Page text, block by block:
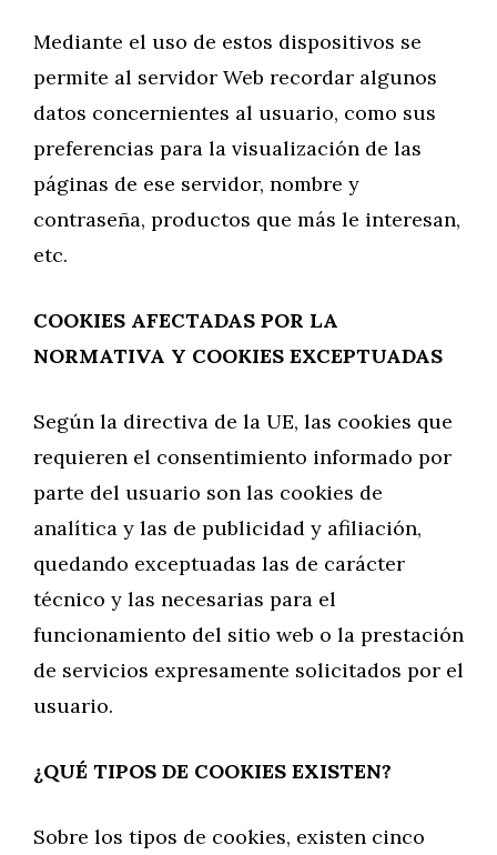
Mediante el uso de estos dispositivos se
permite al servidor Web recordar algunos
datos concernientes al usuario, como sus
preferencias para la visualización de las
páginas de ese servidor, nombre y
contraseña, productos que más le interesan,
etc.
COOKIES AFECTADAS POR LA
NORMATIVA Y COOKIES EXCEPTUADAS
Según la directiva de la UE, las cookies que
requieren el consentimiento informado por
parte del usuario son las cookies de
analítica y las de publicidad y afiliación,
quedando exceptuadas las de carácter
técnico y las necesarias para el
funcionamiento del sitio web o la prestación
de servicios expresamente solicitados por el
usuario.
¿QUÉ TIPOS DE COOKIES EXISTEN?
Sobre los tipos de cookies, existen cinco